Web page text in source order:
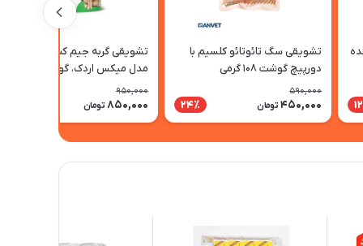
تشویقی سگ تائوتائو کلسیم با
دورپیچ گوشت ۱۰۸ گرمی
590,000
450,000 تومان 24٪
تشویقی گربه جیم کت نوتری پاکت
مدل میکس اردک، گوشت و
بوقلمون - وزن 150 گرم
950,000
850,000 تومان